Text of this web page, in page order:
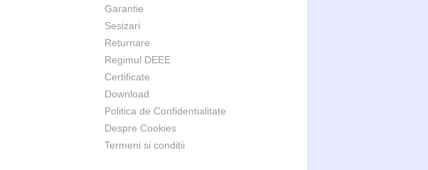
Garantie
Sesizari
Returnare
Regimul DEEE
Certificate
Download
Politica de Confidentialitate
Despre Cookies
Termeni si conditii